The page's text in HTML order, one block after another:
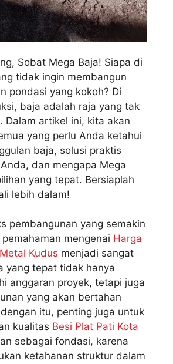
Sobat Mega Baja! Siapa di
tidak ingin membangun
pondasi yang kokoh? Di
baja adalah raja yang tak
Dalam artikel ini, kita akan
yang perlu Anda ketahui
baja, solusi praktis
dan mengapa Mega
yang tepat. Bersiaplah
lebih dalam!
pembangunan yang semakin
mengenai Harga
Kudus menjadi sangat
yang tepat tidak hanya
anggaran proyek, tetapi juga
yang akan bertahan
itu, penting juga untuk
kualitas Besi Plat Pati Kota
sebagai fondasi, karena
ketahanan struktur dalam